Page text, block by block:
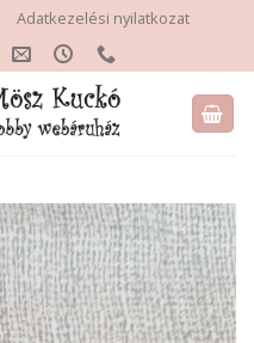
Adatkezelési nyilatkozat